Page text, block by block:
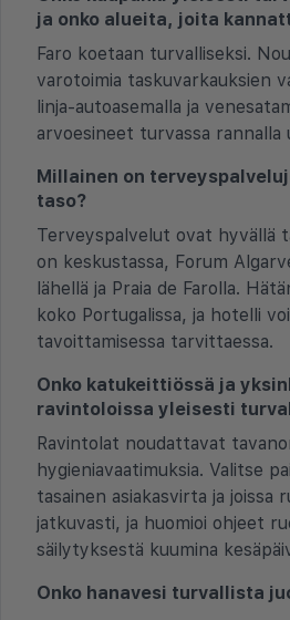
ja onko alueita, joita
Faro koetaan turvalliseksi.
varotoimia taskuvarkauksien
linja-autoasemalla ja
arvoesineet turvassa rannalla
Millainen on
taso?
Terveyspalvelut ovat hyvällä
on keskustassa, Forum
lähellä ja Praia de Farolla.
koko Portugalissa, ja hotelli
tavoittamisessa tarvittaessa.
Onko katukeittiössä ja
ravintoloissa yleisesti
Ravintolat noudattavat
hygieniavaatimuksia. Valitse
tasainen asiakasvirta ja joissa
jatkuvasti, ja huomioi ohjeet
säilytyksestä kuumina
Onko hanavesi turvallista